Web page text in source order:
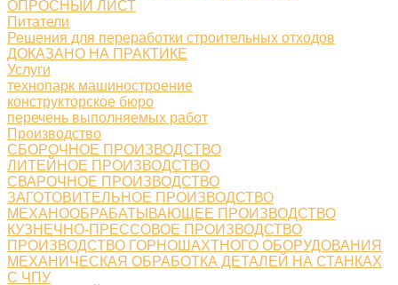
ОПРОСНЫЙ ЛИСТ
Питатели
Решения для переработки строительных отходов
ДОКАЗАНО НА ПРАКТИКЕ
Услуги
технопарк машиностроение
конструкторское бюро
перечень выполняемых работ
Производство
СБОРОЧНОЕ ПРОИЗВОДСТВО
ЛИТЕЙНОЕ ПРОИЗВОДСТВО
СВАРОЧНОЕ ПРОИЗВОДСТВО
ЗАГОТОВИТЕЛЬНОЕ ПРОИЗВОДСТВО
МЕХАНООБРАБАТЫВАЮЩЕЕ ПРОИЗВОДСТВО
КУЗНЕЧНО-ПРЕССОВОЕ ПРОИЗВОДСТВО
ПРОИЗВОДСТВО ГОРНОШАХТНОГО ОБОРУДОВАНИЯ
МЕХАНИЧЕСКАЯ ОБРАБОТКА ДЕТАЛЕЙ НА СТАНКАХ
С ЧПУ